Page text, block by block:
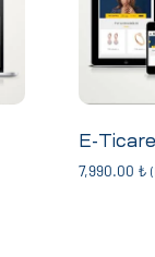
E-
7,990.00 ₺